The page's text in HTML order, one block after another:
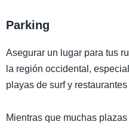
Parking
Asegurar un lugar para tus
la región occidental,
playas de surf y
Mientras que muchas